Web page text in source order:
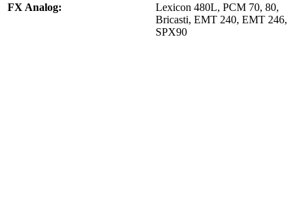
FX Analog:
Lexicon 480L, PCM 70, 80,
Bricasti, EMT 240, EMT 246,
SPX90